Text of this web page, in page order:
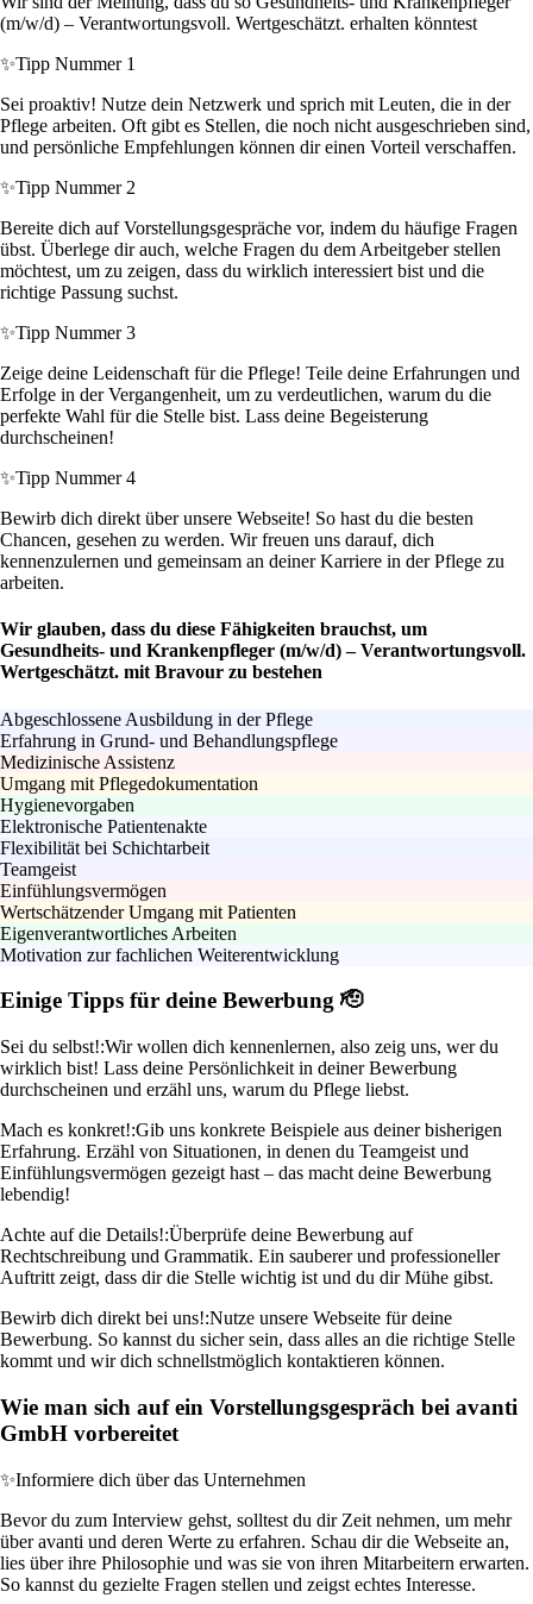
(m/w/d) – Verantwortungsvoll. Wertgeschätzt. erhalten könntest
✨Tipp Nummer 1
Sei proaktiv! Nutze dein Netzwerk und sprich mit Leuten, die in der
Pflege arbeiten. Oft gibt es Stellen, die noch nicht ausgeschrieben sind,
und persönliche Empfehlungen können dir einen Vorteil verschaffen.
✨Tipp Nummer 2
Bereite dich auf Vorstellungsgespräche vor, indem du häufige Fragen
übst. Überlege dir auch, welche Fragen du dem Arbeitgeber stellen
möchtest, um zu zeigen, dass du wirklich interessiert bist und die
richtige Passung suchst.
✨Tipp Nummer 3
Zeige deine Leidenschaft für die Pflege! Teile deine Erfahrungen und
Erfolge in der Vergangenheit, um zu verdeutlichen, warum du die
perfekte Wahl für die Stelle bist. Lass deine Begeisterung
durchscheinen!
✨Tipp Nummer 4
Bewirb dich direkt über unsere Webseite! So hast du die besten
Chancen, gesehen zu werden. Wir freuen uns darauf, dich
kennenzulernen und gemeinsam an deiner Karriere in der Pflege zu
arbeiten.
Wir glauben, dass du diese Fähigkeiten brauchst, um
Gesundheits- und Krankenpfleger (m/w/d) – Verantwortungsvoll.
Wertgeschätzt. mit Bravour zu bestehen
Abgeschlossene Ausbildung in der Pflege
Erfahrung in Grund- und Behandlungspflege
Medizinische Assistenz
Umgang mit Pflegedokumentation
Hygienevorgaben
Elektronische Patientenakte
Flexibilität bei Schichtarbeit
Teamgeist
Einfühlungsvermögen
Wertschätzender Umgang mit Patienten
Eigenverantwortliches Arbeiten
Motivation zur fachlichen Weiterentwicklung
Einige Tipps für deine Bewerbung 🫡
Sei du selbst!:Wir wollen dich kennenlernen, also zeig uns, wer du
wirklich bist! Lass deine Persönlichkeit in deiner Bewerbung
durchscheinen und erzähl uns, warum du Pflege liebst.
Mach es konkret!:Gib uns konkrete Beispiele aus deiner bisherigen
Erfahrung. Erzähl von Situationen, in denen du Teamgeist und
Einfühlungsvermögen gezeigt hast – das macht deine Bewerbung
lebendig!
Achte auf die Details!:Überprüfe deine Bewerbung auf
Rechtschreibung und Grammatik. Ein sauberer und professioneller
Auftritt zeigt, dass dir die Stelle wichtig ist und du dir Mühe gibst.
Bewirb dich direkt bei uns!:Nutze unsere Webseite für deine
Bewerbung. So kannst du sicher sein, dass alles an die richtige Stelle
kommt und wir dich schnellstmöglich kontaktieren können.
Wie man sich auf ein Vorstellungsgespräch bei avanti
GmbH vorbereitet
✨Informiere dich über das Unternehmen
Bevor du zum Interview gehst, solltest du dir Zeit nehmen, um mehr
über avanti und deren Werte zu erfahren. Schau dir die Webseite an,
lies über ihre Philosophie und was sie von ihren Mitarbeitern erwarten.
So kannst du gezielte Fragen stellen und zeigst echtes Interesse.